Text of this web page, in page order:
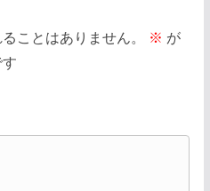
ことはありません。 ※ が